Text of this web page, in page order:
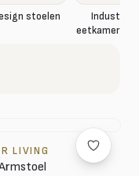
stoelen
Industriële
LIVING